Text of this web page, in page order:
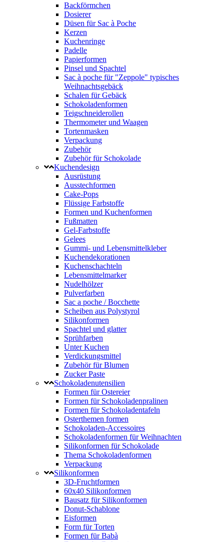
Backförmchen
Dosierer
Düsen für Sac à Poche
Kerzen
Kuchenringe
Padelle
Papierformen
Pinsel und Spachtel
Sac à poche für "Zeppole" typisches
Weihnachtsgebäck
Schalen für Gebäck
Schokoladenformen
Teigschneiderollen
Thermometer und Waagen
Tortenmasken
Verpackung
Zubehör
Zubehör für Schokolade
Kuchendesign
Ausrüstung
Ausstechformen
Cake-Pops
Flüssige Farbstoffe
Formen und Kuchenformen
Fußmatten
Gel-Farbstoffe
Gelees
Gummi- und Lebensmittelkleber
Kuchendekorationen
Kuchenschachteln
Lebensmittelmarker
Nudelhölzer
Pulverfarben
Sac a poche / Bocchette
Scheiben aus Polystyrol
Silikonformen
Spachtel und glatter
Sprühfarben
Unter Kuchen
Verdickungsmittel
Zubehör für Blumen
Zucker Paste
Schokoladenutensilien
Formen für Ostereier
Formen für Schokoladenpralinen
Formen für Schokoladentafeln
Osterthemen formen
Schokoladen-Accessoires
Schokoladenformen für Weihnachten
Silikonformen für Schokolade
Thema Schokoladenformen
Verpackung
Silikonformen
3D-Fruchtformen
60x40 Silikonformen
Bausatz für Silikonformen
Donut-Schablone
Eisformen
Form für Torten
Formen für Babà